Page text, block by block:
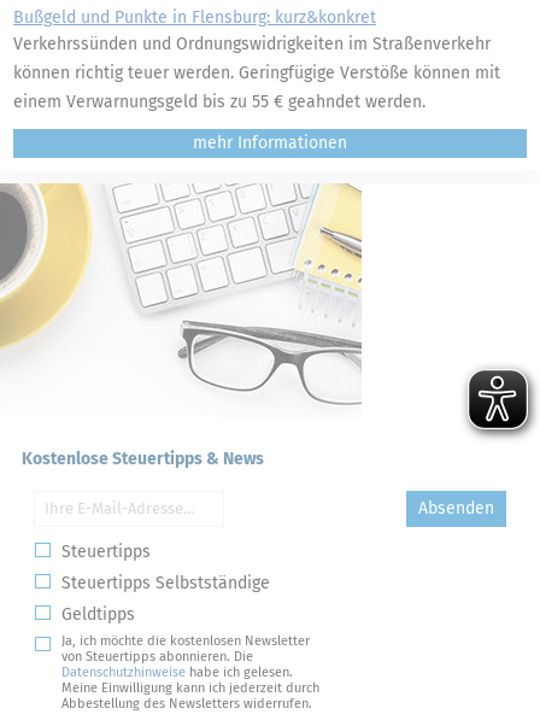
Bußgeld und Punkte in Flensburg: kurz&konkret
Verkehrssünden und Ordnungswidrigkeiten im Straßenverkehr
können richtig teuer werden. Geringfügige Verstöße können mit
einem Verwarnungsgeld bis zu 55 € geahndet werden.
mehr
Kostenlose Steuertipps & News
Absenden
Steuertipps
Steuertipps Selbstständige
Geldtipps
Ja, ich möchte die kostenlosen Newsletter
von Steuertipps abonnieren. Die
Datenschutzhinweise habe ich gelesen.
Meine Einwilligung kann ich jederzeit durch
Abbestellung des Newsletters widerrufen.